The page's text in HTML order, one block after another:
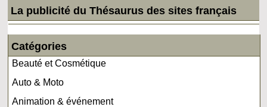
La publicité du Thésaurus des sites français
Catégories
Beauté et Cosmétique
Auto & Moto
Animation & événement